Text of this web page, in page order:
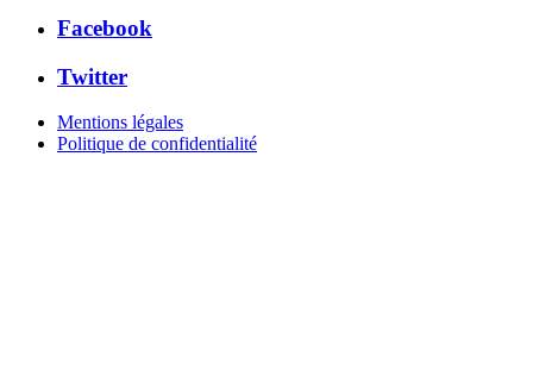
Facebook
Twitter
Mentions légales
Politique de confidentialité